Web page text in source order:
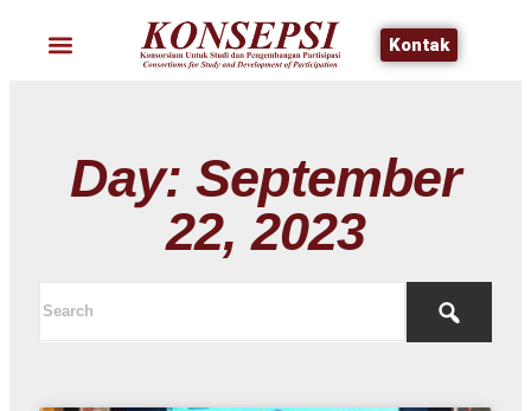
Kontak
Day: September
22, 2023